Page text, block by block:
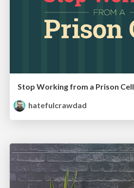
Stop Working from a Prison Cell
hatefulcrawdad